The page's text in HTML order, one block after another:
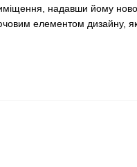
надавши йому
елементом дизайну,